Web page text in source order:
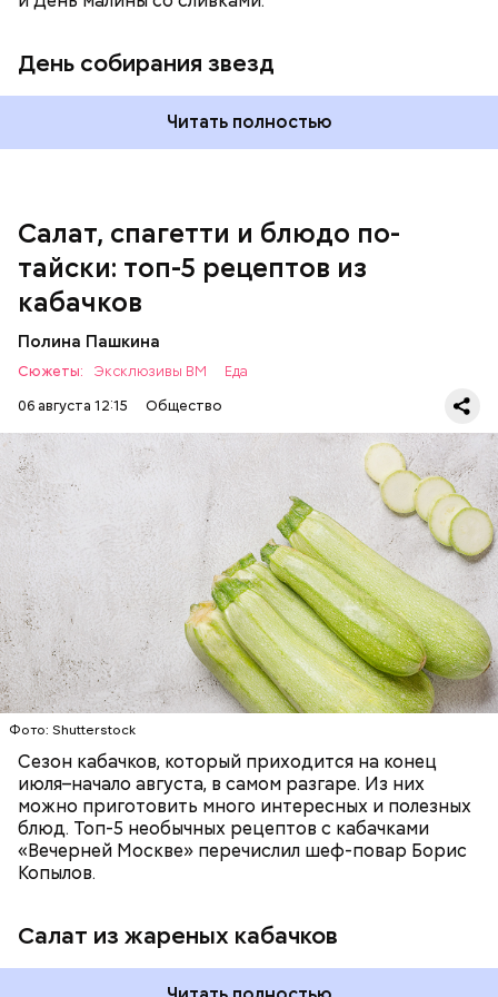
День собирания звезд
Читать полностью
Салат, спагетти и блюдо по-
тайски: топ-5 рецептов из
кабачков
Полина Пашкина
Сюжеты: Эксклюзивы ВМ
Еда
06 августа 12:15
Общество
Фото: Shutterstock
Сезон кабачков, который приходится на конец
июля–начало августа, в самом разгаре. Из них
можно приготовить много интересных и полезных
блюд. Топ-5 необычных рецептов с кабачками
«Вечерней Москве» перечислил шеф-повар Борис
Копылов.
Салат из жареных кабачков
Ингредиенты:
чеснок;
ЕДА ОВОЩИ РЕЦЕПТЫ
Вред дыни
Фото: Shutterstock
Однако диетолог предупредила: не для всех дыня
может быть полезна. В первую очередь ее стоит
есть с осторожностью людям: